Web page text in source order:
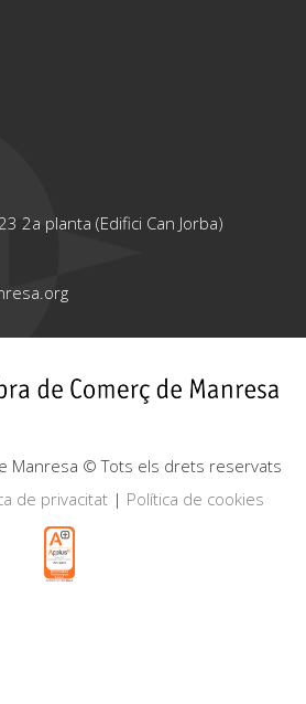
2a planta (Edifici Can Jorba)
Manresa © Tots els drets reservats
de privacitat| Política de cookies